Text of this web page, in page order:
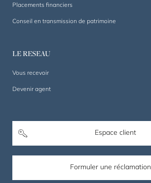
Placements financiers
Conseil en transmission de patrimoine
LE RESEAU
Vous recevoir
Devenir agent
Espace client
Formuler une réclamation